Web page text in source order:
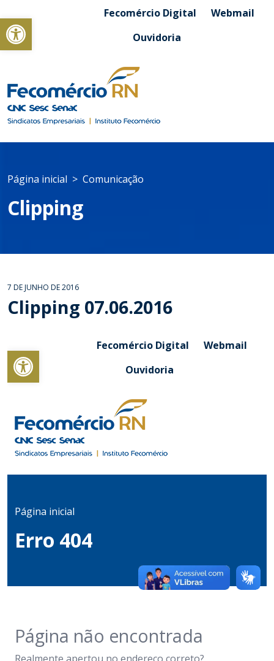
Abrir a barra de ferramentasFecomércio Digital
Webmail
Ouvidoria
Página inicial Comunicação
Clipping
7 DE JUNHO DE 2016
Clipping 07.06.2016